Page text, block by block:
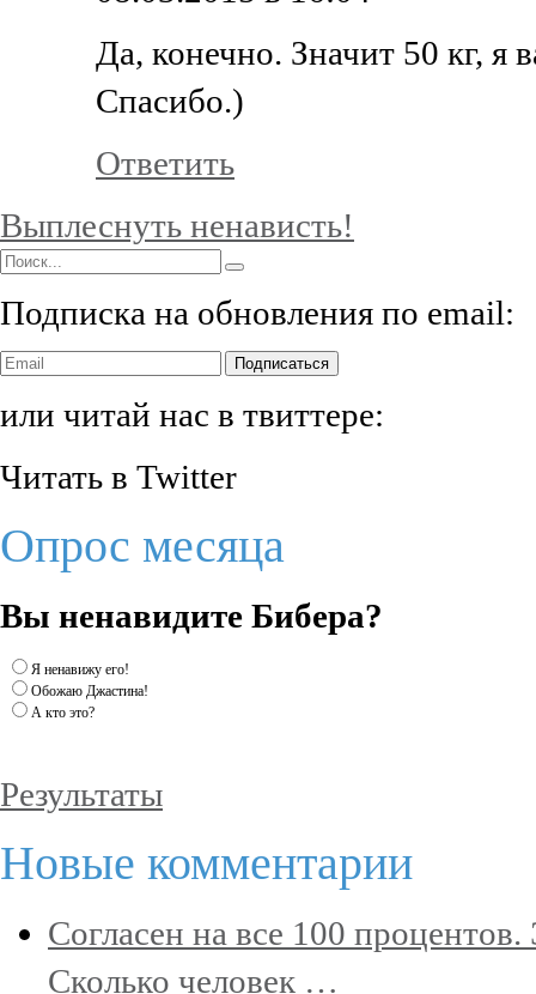
Да, конечно. Значит 50 кг, я
Спасибо.)
Ответить
Выплеснуть ненависть!
Подписка на обновления по email:
Подписаться
или читай нас в твиттере:
Читать в Twitter
Опрос месяца
Вы ненавидите Бибера?
Я ненавижу его!
Обожаю Джастина!
А кто это?
Результаты
Новые комментарии
Согласен на все 100
Сколько человек …